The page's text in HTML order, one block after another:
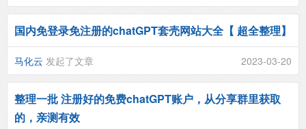
国内免登录免注册的chatGPT套壳网站大全【 超全整理】
马化云 发起了文章 2023-03-20
整理一批 注册好的免费chatGPT账户，从分享群里获取
的，亲测有效